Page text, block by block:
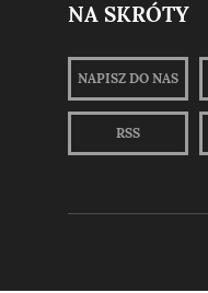
NA SKRÓTY
NAPISZ DO NAS
RSS